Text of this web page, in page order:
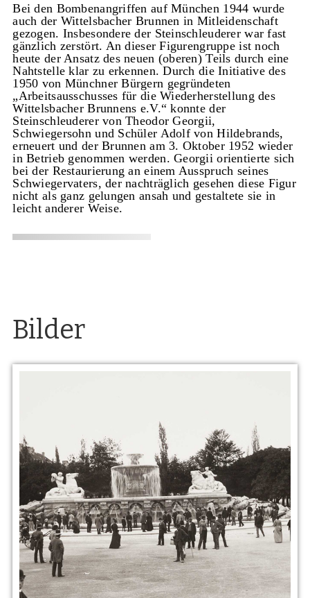
Bei den Bombenangriffen auf München 1944 wurde
auch der Wittelsbacher Brunnen in Mitleidenschaft
gezogen. Insbesondere der Steinschleuderer war fast
gänzlich zerstört. An dieser Figurengruppe ist noch
heute der Ansatz des neuen (oberen) Teils durch eine
Nahtstelle klar zu erkennen. Durch die Initiative des
1950 von Münchner Bürgern gegründeten
„Arbeitsausschusses für die Wiederherstellung des
Wittelsbacher Brunnens e.V.“ konnte der
Steinschleuderer von Theodor Georgii,
Schwiegersohn und Schüler Adolf von Hildebrands,
erneuert und der Brunnen am 3. Oktober 1952 wieder
in Betrieb genommen werden. Georgii orientierte sich
bei der Restaurierung an einem Ausspruch seines
Schwiegervaters, der nachträglich gesehen diese Figur
nicht als ganz gelungen ansah und gestaltete sie in
leicht anderer Weise.
Bilder